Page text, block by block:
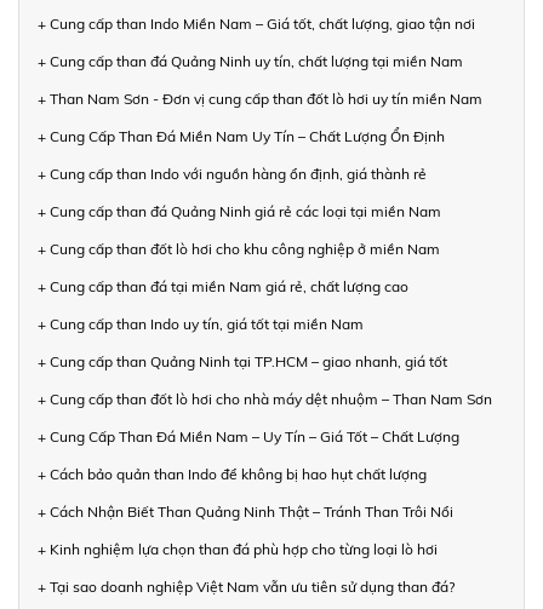
+ Cung cấp than Indo Miền Nam – Giá tốt, chất lượng, giao tận nơi
+ Cung cấp than đá Quảng Ninh uy tín, chất lượng tại miền Nam
+ Than Nam Sơn - Đơn vị cung cấp than đốt lò hơi uy tín miền Nam
+ Cung Cấp Than Đá Miền Nam Uy Tín – Chất Lượng Ổn Định
+ Cung cấp than Indo với nguồn hàng ổn định, giá thành rẻ
+ Cung cấp than đá Quảng Ninh giá rẻ các loại tại miền Nam
+ Cung cấp than đốt lò hơi cho khu công nghiệp ở miền Nam
+ Cung cấp than đá tại miền Nam giá rẻ, chất lượng cao
+ Cung cấp than Indo uy tín, giá tốt tại miền Nam
+ Cung cấp than Quảng Ninh tại TP.HCM – giao nhanh, giá tốt
+ Cung cấp than đốt lò hơi cho nhà máy dệt nhuộm – Than Nam Sơn
+ Cung Cấp Than Đá Miền Nam – Uy Tín – Giá Tốt – Chất Lượng
+ Cách bảo quản than Indo để không bị hao hụt chất lượng
+ Cách Nhận Biết Than Quảng Ninh Thật – Tránh Than Trôi Nổi
+ Kinh nghiệm lựa chọn than đá phù hợp cho từng loại lò hơi
+ Tại sao doanh nghiệp Việt Nam vẫn ưu tiên sử dụng than đá?